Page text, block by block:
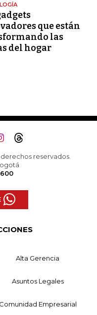
que están
las
del hogar
reservados.
Alta Gerencia
Asuntos Legales
Comunidad Empresarial